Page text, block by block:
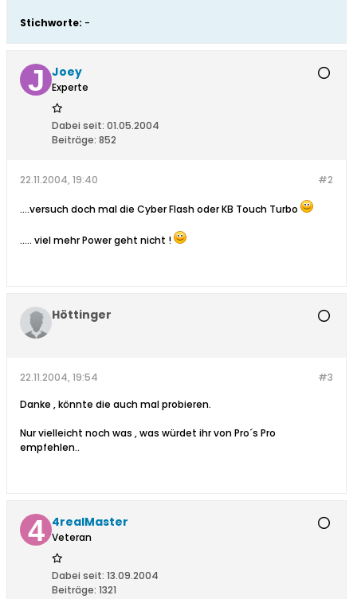
Stichworte: -
Joey
Experte
Dabei seit: 01.05.2004
Beiträge: 852
#2
22.11.2004, 19:40
....versuch doch mal die Cyber Flash oder KB Touch Turbo
..... viel mehr Power geht nicht !
Höttinger
#3
22.11.2004, 19:54
Danke , könnte die auch mal probieren.
Nur vielleicht noch was , was würdet ihr von Pro´s Pro
empfehlen..
4realMaster
Veteran
Dabei seit: 13.09.2004
Beiträge: 1321